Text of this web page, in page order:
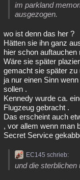
im parkland
ausgezogen.
wo ist denn das her ?
Hätten sie ihn ganz
hier schon auftauchen
Wäre sie später
gemacht sie später
ja nur einen Sinn
sollen .
Kennedy wurde ca.
Flugzeug gebracht .
Das erscheint auch
, vor allem wenn man
Secret Service
EC145 schrieb:
und die sterblichen